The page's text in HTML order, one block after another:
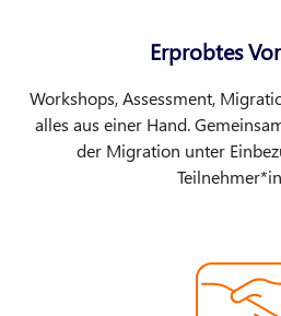
Erprobtes
Workshops, Assessment,
alles aus einer Hand.
der Migration unter